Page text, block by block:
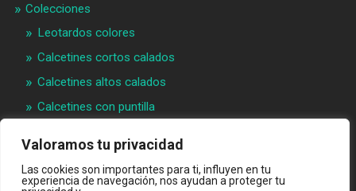
Valoramos tu privacidad
Las cookies son importantes para ti, influyen en tu
experiencia de navegación, nos ayudan a proteger tu
Colecciones
Leotardos colores
Calcetines cortos calados
Calcetines altos calados
Calcetines con puntilla
Materias primeras
Videos